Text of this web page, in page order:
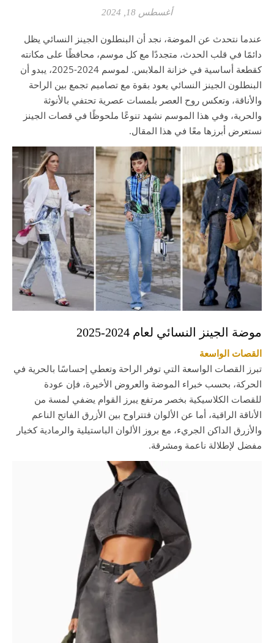
أغسطس 18, 2024
عندما نتحدث عن الموضة، نجد أن البنطلون الجينز النسائي يظل
دائمًا في قلب الحدث، متجددًا مع كل موسم، محافظًا على مكانته
كقطعة أساسية في خزانة الملابس. لموسم 2024-2025، يبدو أن
البنطلون الجينز النسائي يعود بقوة مع تصاميم تجمع بين الراحة
والأناقة، وتعكس روح العصر بلمسات عصرية تحتفي بالأنوثة
والحرية، وفي هذا الموسم نشهد تنوعًا ملحوظًا في قصات الجينز
نستعرض أبرزها معًا في هذا المقال.
موضة الجينز النسائي لعام 2024-2025
القصات الواسعة
تبرز القصات الواسعة التي توفر الراحة وتعطي إحساسًا بالحرية في
الحركة، بحسب خبراء الموضة والعروض الأخيرة، فإن عودة
للقصات الكلاسيكية بخصر مرتفع يبرز القوام يضفي لمسة من
الأناقة الراقية، أما عن الألوان فتتراوح بين الأزرق الفاتح الناعم
والأزرق الداكن الجريء، مع بروز الألوان الباستيلية والرمادية كخيار
مفضل لإطلالة ناعمة ومشرقة.